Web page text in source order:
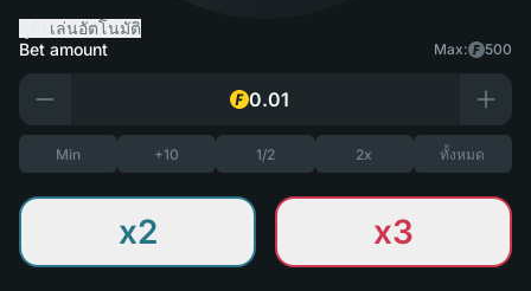
เล่นอัตโนมัติ
Bet amount
Max: 500
Min +10 1/2 2x ทั้งหมด
x2 x3